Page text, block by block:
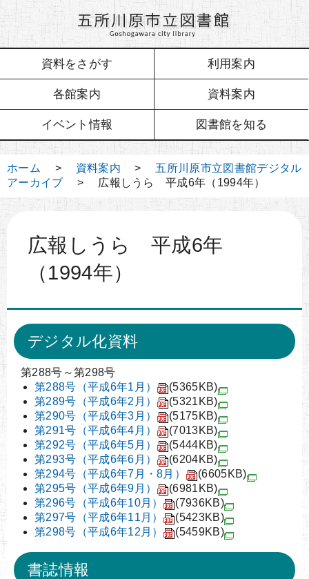
資料をさがす 利用案内
各館案内 資料案内
イベント情報 図書館を知る
ホーム > 資料案内 > 五所川原市立図書館デジタル
アーカイブ > 広報しうら 平成6年（1994年）
広報しうら 平成6年
（1994年）
デジタル化資料
第288号～第298号
第288号（平成6年1月）
(5365KB)
第289号（平成6年2月）
(5321KB)
第290号（平成6年3月）
(5175KB)
第291号（平成6年4月）
(7013KB)
第292号（平成6年5月）
(5444KB)
第293号（平成6年6月）
(6204KB)
第294号（平成6年7月・8月）
(6605KB)
第295号（平成6年9月）
(6981KB)
第296号（平成6年10月）
(7936KB)
第297号（平成6年11月）
(5423KB)
第298号（平成6年12月）
(5459KB)
書誌情報